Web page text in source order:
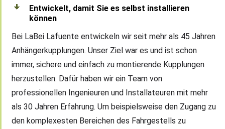
Entwickelt, damit Sie es selbst installieren
können
Bei LaBei Lafuente entwickeln wir seit mehr als 45 Jahren
Anhängerkupplungen. Unser Ziel war es und ist schon
immer, sichere und einfach zu montierende Kupplungen
herzustellen. Dafür haben wir ein Team von
professionellen Ingenieuren und Installateuren mit mehr
als 30 Jahren Erfahrung. Um beispielsweise den Zugang zu
den komplexesten Bereichen des Fahrgestells zu